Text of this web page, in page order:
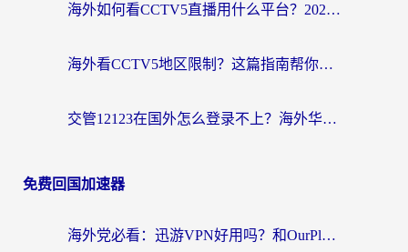
海外如何看CCTV5直播用什么平台？2026最新指南：看欧洲杯、中超、奥运不再卡
海外看CCTV5地区限制？这篇指南帮你流畅看欧洲杯、NBA还听中文解说
交管12123在国外怎么登录不上？海外华人必看的回国加速器选择指南
免费回国加速器
海外党必看：迅游VPN好用吗？和OurPlay VPN对比哪个回国效果更好？附真实体验测评